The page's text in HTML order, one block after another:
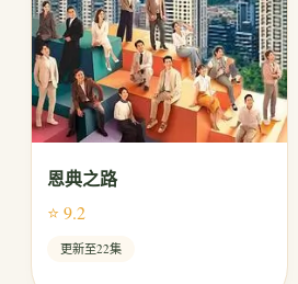
恩典之路
⭐ 9.2
更新至22集